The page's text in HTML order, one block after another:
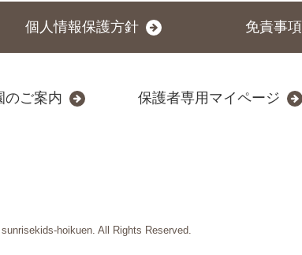
個人情報保護方針 免責事項
のご案内 保護者専用マイページ
hoikuen. All Rights Reserved.